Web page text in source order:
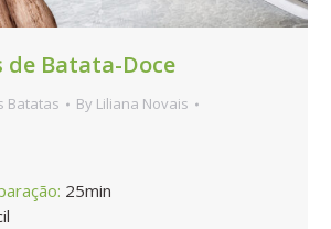
de Batata-Doce
Batatas By Liliana Novais
25min